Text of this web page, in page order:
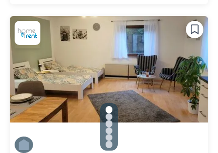
gallery.slide_selector
Zu Slide 1 wechseln
Zu Slide 2 wechseln
Zu Slide 3 wechseln
Zu Slide 4 wechseln
Zu Slide 5 wechseln